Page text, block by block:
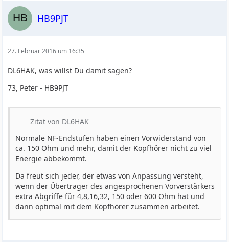
HB9PJT
27. Februar 2016 um 16:35
DL6HAK, was willst Du damit sagen?
73, Peter - HB9PJT
Zitat von DL6HAK
Normale NF-Endstufen haben einen Vorwiderstand von
ca. 150 Ohm und mehr, damit der Kopfhörer nicht zu viel
Energie abbekommt.
Da freut sich jeder, der etwas von Anpassung versteht,
wenn der Übertrager des angesprochenen Vorverstärkers
extra Abgriffe für 4,8,16,32, 150 oder 600 Ohm hat und
dann optimal mit dem Kopfhörer zusammen arbeitet.